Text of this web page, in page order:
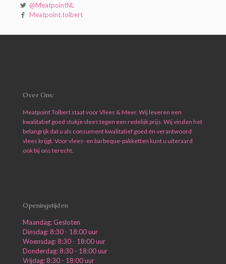
@MeatpointNL
Meatpoint.tolbert
Over Ons:
Meatpoint Tolbert staat voor Vlees & Meer. Wij leveren een
kwalitatief goed stukje vlees tegen een redelijk prijs. Wij vinden het
belangrijk dat u als consument kwalitatief goed én verantwoord
vlees krijgt. Voor vlees- en barbeque-pakketten kunt u uiteraard
ook bij ons terecht.
Openingstijden
Maandag: Gesloten
Dinsdag: 8:30 - 18:00 uur
Woensdag: 8:30 - 18:00 uur
Donderdag: 8:30 - 18:00 uur
Vrijdag: 8:30 - 18:00 uur